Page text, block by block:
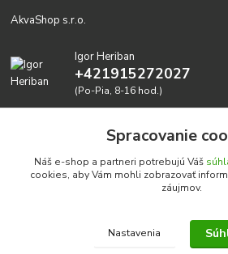
AkvaShop s.r.o.
Igor Heriban
+421915272027
(Po-Pia, 8-16 hod.)
Realizujeme prírodné akvária:
Spracovanie
Náš e-shop a partneri potrebujú Váš
cookies, aby Vám mohli zobrazovať
záujmov.
Nastavenia